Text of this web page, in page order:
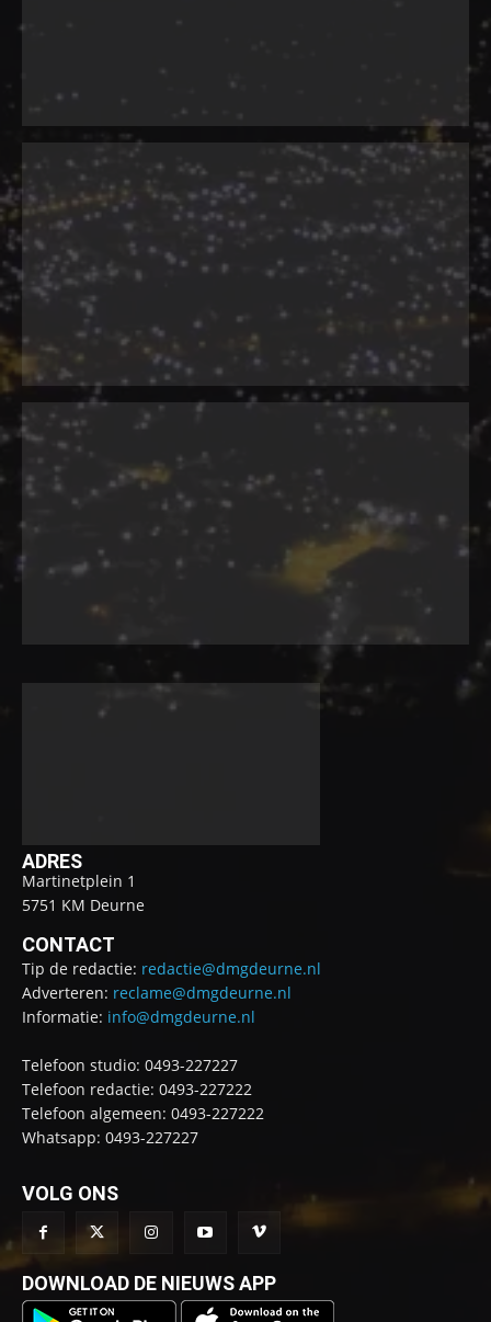
ADRES
Martinetplein 1
5751 KM Deurne
CONTACT
Tip de redactie: redactie@dmgdeurne.nl
Adverteren: reclame@dmgdeurne.nl
Informatie: info@dmgdeurne.nl
Telefoon studio: 0493-227227
Telefoon redactie: 0493-227222
Telefoon algemeen: 0493-227222
Whatsapp: 0493-227227
VOLG ONS
DOWNLOAD DE NIEUWS APP